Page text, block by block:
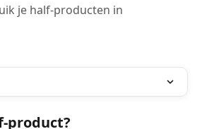
je half-producten in
product?